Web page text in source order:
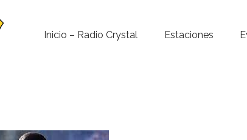
Inicio – Radio Crystal Estaciones